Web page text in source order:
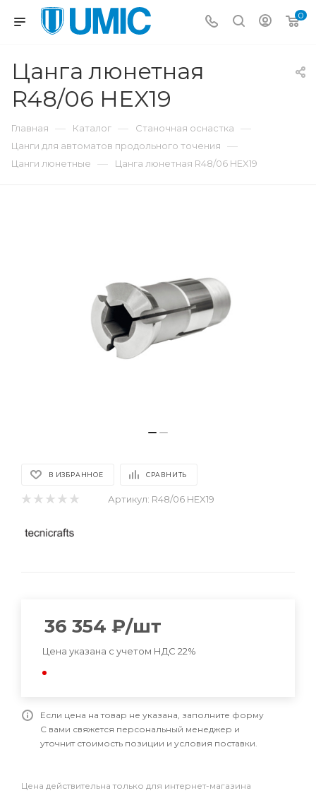
0
Цанга люнетная
R48/06 HEX19
Главная — Каталог — Станочная оснастка —
Цанги для автоматов продольного точения —
Цанги люнетные — Цанга люнетная R48/06 HEX19
В ИЗБРАННОЕ СРАВНИТЬ
Артикул: R48/06 HEX19
36 354 ₽/шт
Цена указана с учетом НДС 22%
Если цена на товар не указана, заполните форму
С вами свяжется персональный менеджер и
уточнит стоимость позиции и условия поставки.
Цена действительна только для интернет-магазина